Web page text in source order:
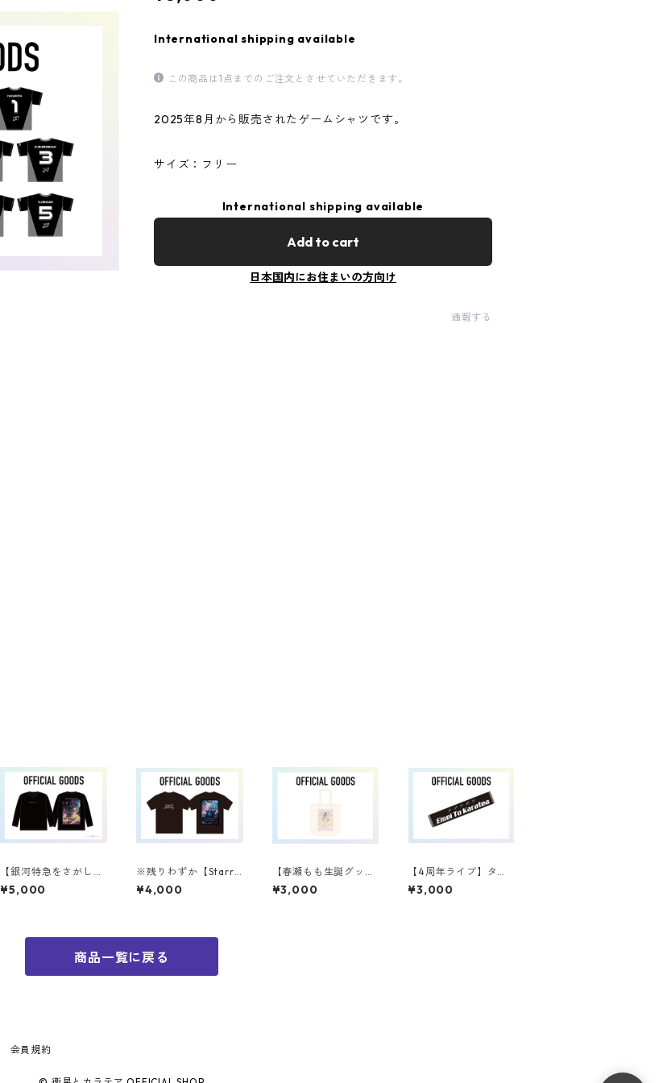
International shipping available
この商品は1点までのご注文とさせていただきます。
2025年8月から販売されたゲームシャツです。
サイズ：フリー
International shipping available
Add to cart
日本国内にお住まいの方向け
通報する
【銀河特急をさがし
て】 TOUR ロンT
¥5,000
※残りわずか【Starry
Journey】 TOUR Tシ
ャツ
¥4,000
【春瀬もも生誕グッ
ズ】トートバッグ
¥3,000
【4周年ライブ】タオ
ル
¥3,000
商品一覧に戻る
会員規約